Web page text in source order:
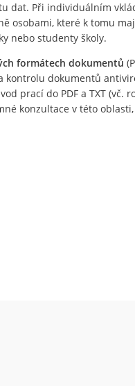
dat. Při individuálním
osobami, které k tomu
nebo studenty školy.
formátech dokumentů
kontrolu dokumentů
prací do PDF a TXT (vč.
konzultace v této